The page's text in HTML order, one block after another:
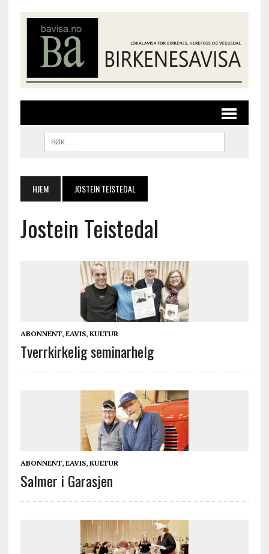
HJEM JOSTEIN TEISTEDAL
Jostein Teistedal
ABONNENT, EAVIS, KULTUR
Tverrkirkelig seminarhelg
ABONNENT, EAVIS, KULTUR
Salmer i Garasjen